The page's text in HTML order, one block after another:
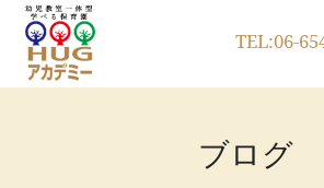
TEL:06-
ブログ